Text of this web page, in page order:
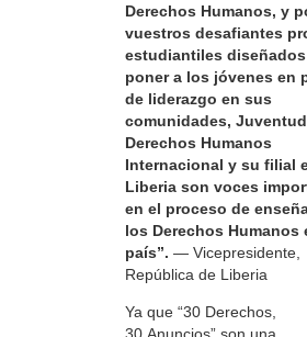
Derechos Humanos, y
vuestros desafiantes
estudiantiles
poner a los jóvenes en
de liderazgo en sus
comunidades,
Derechos Humanos
Internacional y su filial
Liberia son voces
en el proceso de
los Derechos Humanos
país”. — Vicepresidente,
República de Liberia
Ya que “30 Derechos,